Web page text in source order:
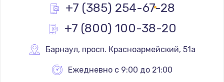
+7 (385) 254-67-28
+7 (800) 100-38-20
Барнаул, просп. Красноармейский, 51а
Ежедневно с 9:00 до 21:00